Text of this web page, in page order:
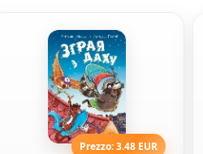
Prezzo: 3.48 EUR